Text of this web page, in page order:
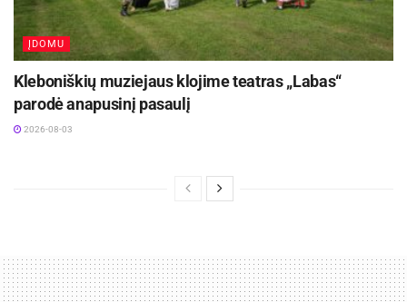
ĮDOMU
Kleboniškių muziejaus klojime teatras „Labas“
parodė anapusinį pasaulį
2026-08-03